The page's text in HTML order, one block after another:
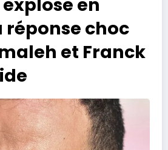
réponse choc
et Franck